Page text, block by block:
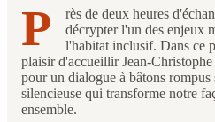
P
rès de deux heures
décrypter l'un des enjeux
l'habitat inclusif. Dans ce
plaisir d'accueillir Jean-
pour un dialogue à bâtons
silencieuse qui transforme notre
ensemble.